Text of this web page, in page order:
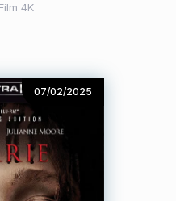
4K
07/02/2025